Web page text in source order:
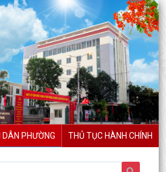
DÂN PHƯỜNG THỦ TỤC HÀNH CHÍNH